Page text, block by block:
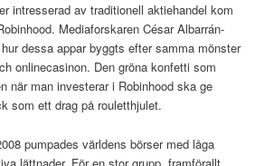
intresserad av traditionell aktiehandel kom
Mediaforskaren César Albarrán-
dessa appar byggts efter samma mönster
onlinecasinon. Den gröna konfetti som
när man investerar i Robinhood ska ge
som ett drag på rouletthjulet.
pumpades världens börser med låga
lättnader. För en stor grupp, framförallt